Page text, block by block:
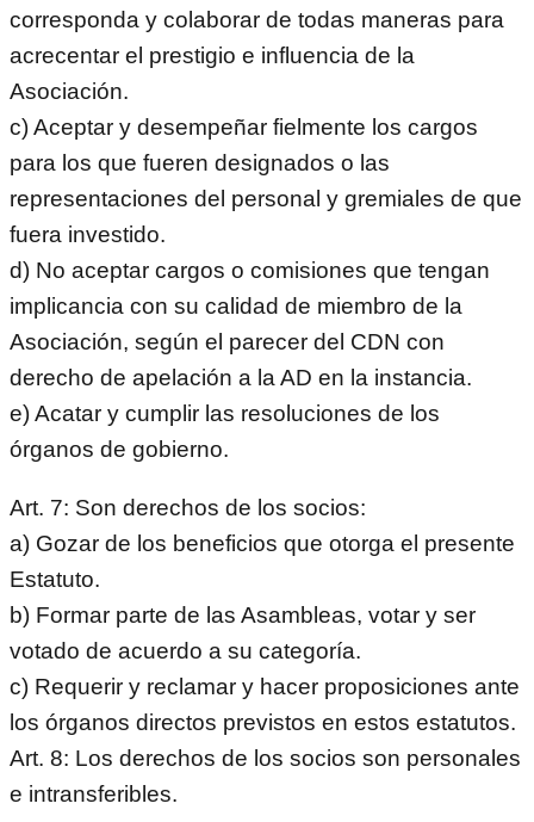
corresponda y colaborar de todas maneras para
acrecentar el prestigio e influencia de la
Asociación.
c) Aceptar y desempeñar fielmente los cargos
para los que fueren designados o las
representaciones del personal y gremiales de que
fuera investido.
d) No aceptar cargos o comisiones que tengan
implicancia con su calidad de miembro de la
Asociación, según el parecer del CDN con
derecho de apelación a la AD en la instancia.
e) Acatar y cumplir las resoluciones de los
órganos de gobierno.
Art. 7: Son derechos de los socios:
a) Gozar de los beneficios que otorga el presente
Estatuto.
b) Formar parte de las Asambleas, votar y ser
votado de acuerdo a su categoría.
c) Requerir y reclamar y hacer proposiciones ante
los órganos directos previstos en estos estatutos.
Art. 8: Los derechos de los socios son personales
e intransferibles.